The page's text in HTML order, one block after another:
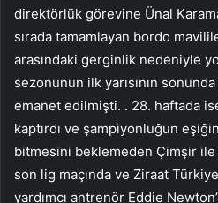
direktörlük görevine Ünal
sırada tamamlayan bordo
arasındaki gerginlik nedeniyle
sezonunun ilk yarısının
emanet edilmişti. . 28. haftada
kaptırdı ve şampiyonluğun
bitmesini beklemeden Çimşir ile
son lig maçında ve Ziraat
yardımcı antrenör Eddie